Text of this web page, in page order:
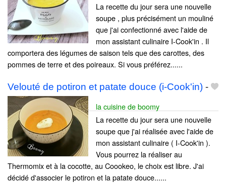
La recette du jour sera une nouvelle
soupe , plus précisément un mouliné
que j'ai confectionné avec l'aide de
mon assistant culinaire I-Cook'in . Il
comportera des légumes de saison tels que des carottes, des
pommes de terre et des poireaux. Si vous préférez......
Velouté de potiron et patate douce (i-Cook'in) -
la cuisine de boomy
La recette du jour sera une nouvelle
soupe que j'ai réalisée avec l'aide de
mon assistant culinaire ( I-Cook'in ).
Vous pourrez la réaliser au
Thermomix et à la cocotte, au Coookeo, le choix est libre. J'ai
décidé d'associer le potiron et la patate douce......